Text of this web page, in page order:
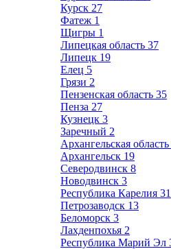
Курск 27
Фатеж 1
Щигры 1
Липецкая область 37
Липецк 19
Елец 5
Грязи 2
Пензенская область 35
Пенза 27
Кузнецк 3
Заречный 2
Архангельская область
Архангельск 19
Северодвинск 8
Новодвинск 3
Республика Карелия 31
Петрозаводск 13
Беломорск 3
Лахденпохья 2
Республика Марий Эл